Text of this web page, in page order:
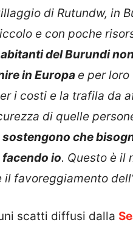
di Rutundw, in
e con poche
del Burundi
in Europa e per
i costi e la trafila da
di quelle
sostengono che
io. Questo è il
favoreggiamento
scatti diffusi dalla